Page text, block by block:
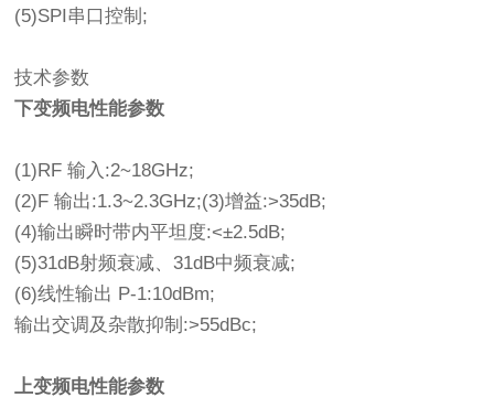
(5)SPI串口控制;
技术参数
下变频电性能参数
(1)RF 输入:2~18GHz;
(2)F 输出:1.3~2.3GHz;(3)增益:>35dB;
(4)输出瞬时带内平坦度:<±2.5dB;
(5)31dB射频衰减、31dB中频衰减;
(6)线性输出 P-1:10dBm;
输出交调及杂散抑制:>55dBc;
上变频电性能参数